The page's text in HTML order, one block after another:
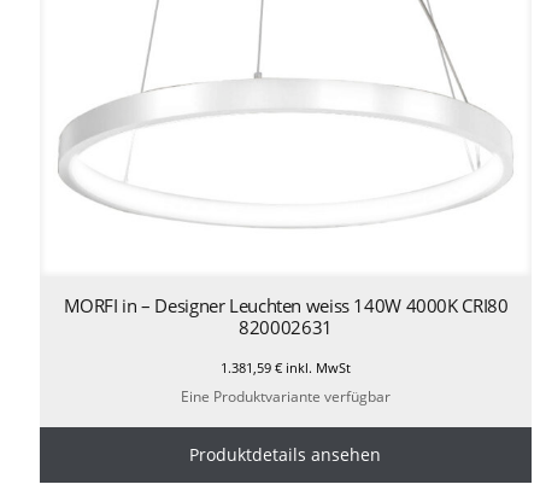
MORFI in – Designer Leuchten weiss 140W 4000K CRI80
820002631
1.381,59 €inkl. MwSt
Eine Produktvariante verfügbar
Produktdetails ansehen